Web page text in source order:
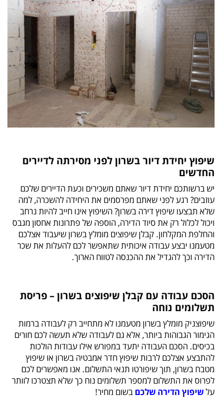
שיפוץ יחידת דיור בשרון לפני מסירתה לדיירים
החדשים
יש ברשותכם יחידת דיור שאתם משכירים וכעת הדיירים שלכם
עוזבים? רגע לפני שאתם מפרסמים את היחידה להשכרה, למה
שלא תבצעו שיפוץ דירה בשרון? השיפוץ אינו חייב להיות נרחב
ויכול לכלול רק את סיוד הדירה, הוספה של פתרונות אחסון מגבס
והחלפת המקלחון. קבלן שיפוצים מומלץ בשרון שיעבוד אצלכם
מטעמנו יבצע עבודה איכותית שתאפשר לכם להעלות את שכר
הדירה וכך להגדיל את ההכנסה לטווח הארוך.
הסכם עבודה עם קבלן שיפוצים בשרון – פריסת
תשלומים נוחה
שיפוצניק מומלץ בשרון מטעמנו לא מתחייב רק לעבודה ברמות
הגימור הגבוהות ביותר, אלא גם לעבודה שלא תעשה לכם חורים
בכיסים. הסכם העבודה יתעד במפורש אילו עבודות הולכות
להתבצע אצלכם לרבות שיפוץ חדר אמבטיה בשרון או שיפוץ
מטבח בשרון, תוך שיפורטו תנאי התשלום. אנו מאפשרים לכם
לפרוס את התשלום למספר תשלומים נוח כך שלא תצטרכו לוותר
עלשיפוץ הדירה שלכם בשום מחיר!